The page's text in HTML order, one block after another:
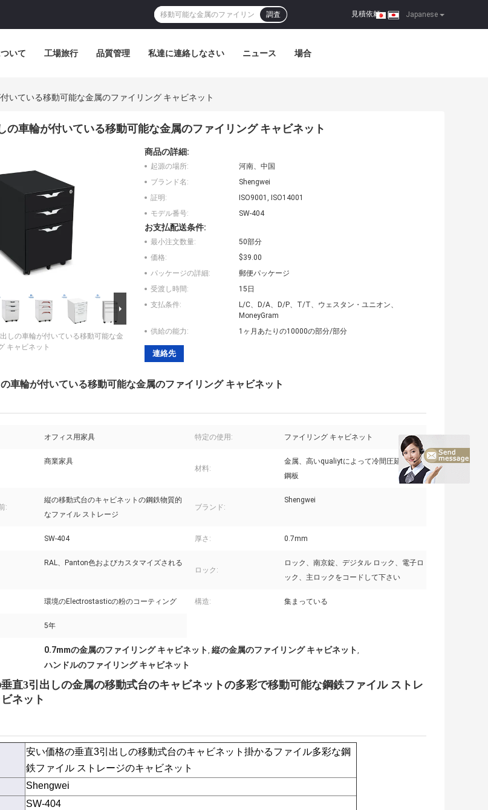
Japanese
見積依頼 |
調査
いて 工場旅行 品質管理 私達に連絡しなさい ニュース 場合
いている移動可能な金属のファイリング キャビネット
の車輪が付いている移動可能な金属のファイリング キャビネット
しの車輪が付いている移動可能な金
キャビネット
商品の詳細:
起源の場所:
河南、中国
ブランド名:
Shengwei
証明:
ISO9001, ISO14001
モデル番号:
SW-404
お支払配送条件:
最小注文数量:
50部分
価格:
$39.00
パッケージの詳細:
郵便パッケージ
受渡し時間:
15日
支払条件:
L/C、D/A、D/P、T/T、ウェスタン・ユニオン、
MoneyGram
供給の能力:
1ヶ月あたりの10000の部分/部分
連絡先
車輪が付いている移動可能な金属のファイリング キャビネット
オフィス用家具 特定の使用: ファイリング キャビネット
商業家具
材料:
金属、高いqualiytによって冷間圧延される
鋼板
:
縦の移動式台のキャビネットの鋼鉄物質的
なファイル ストレージ
ブランド:
Shengwei
SW-404 厚さ: 0.7mm
RAL、Panton色およびカスタマイズされる
ロック:
ロック、南京錠、デジタル ロック、電子ロ
ック、主ロックをコードして下さい
環境のElectrostasticの粉のコーティング 構造: 集まっている
5年
0.7mmの金属のファイリング キャビネット, 縦の金属のファイリング キャビネット,
ハンドルのファイリング キャビネット
直3引出しの金属の移動式台のキャビネットの多彩で移動可能な鋼鉄ファイル ストレ
ネット
安い価格の垂直3引出しの移動式台のキャビネット掛かるファイル多彩な鋼
鉄ファイル ストレージのキャビネット
Shengwei
SW-404